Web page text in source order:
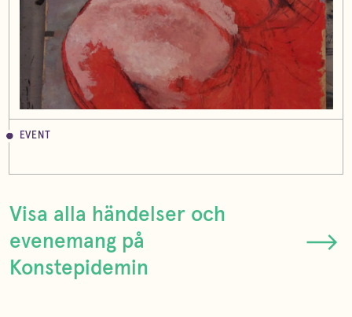
EVENT
Visa alla händelser och
evenemang på
Konstepidemin